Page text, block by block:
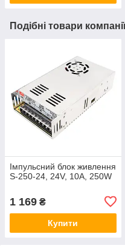
Подібні товари
Імпульсний блок живлення
S-250-24, 24V, 10А, 250W
1 169 ₴
Купити